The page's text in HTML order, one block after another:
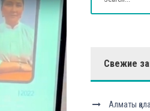
Свежие
Алматы